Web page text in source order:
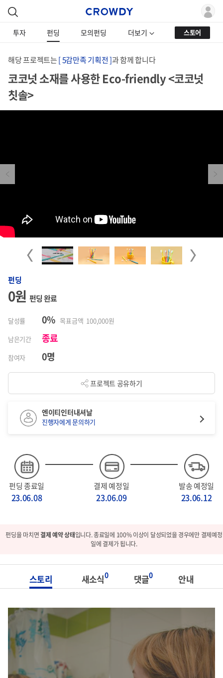
투자 펀딩 모의펀딩 더보기 스토어
해당 프로젝트는[ 5감만족 기획전 ]과 함께 합니다
코코넛 소재를 사용한 Eco-friendly <코코넛
칫솔>
Previous Next
Previous Next
펀딩
0원 펀딩 완료
달성률 0% 목표금액 100,000원
남은기간
종료
참여자 0명
프로젝트 공유하기
펀딩 종료일
23.06.08
결제 예정일
23.06.09
발송 예정일
23.06.12
엔이티인터내셔날
진행자에게 문의하기
펀딩을 마치면결제 예약 상태입니다. 종료일에 100% 이상이 달성되었을 경우에만 결제예정
일에 결제가 됩니다.
스토리 새소식0 댓글0 안내